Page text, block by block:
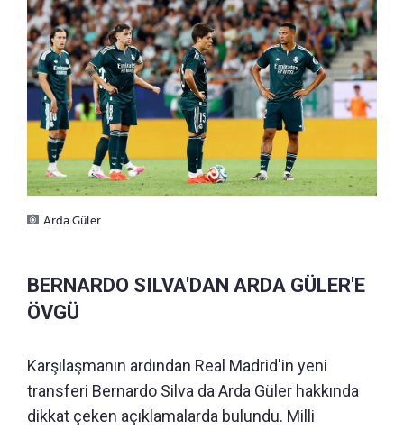
Arda Güler
BERNARDO SILVA'DAN ARDA GÜLER'E
ÖVGÜ
Karşılaşmanın ardından Real Madrid'in yeni
transferi Bernardo Silva da Arda Güler hakkında
dikkat çeken açıklamalarda bulundu. Milli